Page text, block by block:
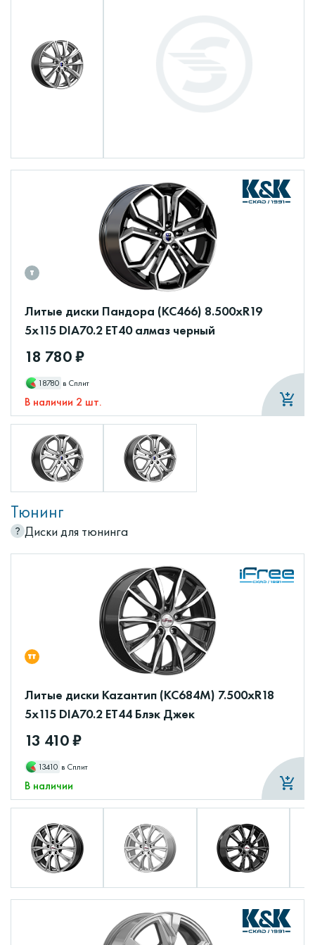
Литые диски Пандора (КС466) 8.500xR19
5x115 DIA70.2 ET40 алмаз черный
18 780 ₽
18780 в Сплит
В наличии 2 шт.
Тюнинг
Диски для тюнинга
Литые диски Каzантип (КС684М) 7.500xR18
5x115 DIA70.2 ET44 Блэк Джек
13 410 ₽
13410 в Сплит
В наличии